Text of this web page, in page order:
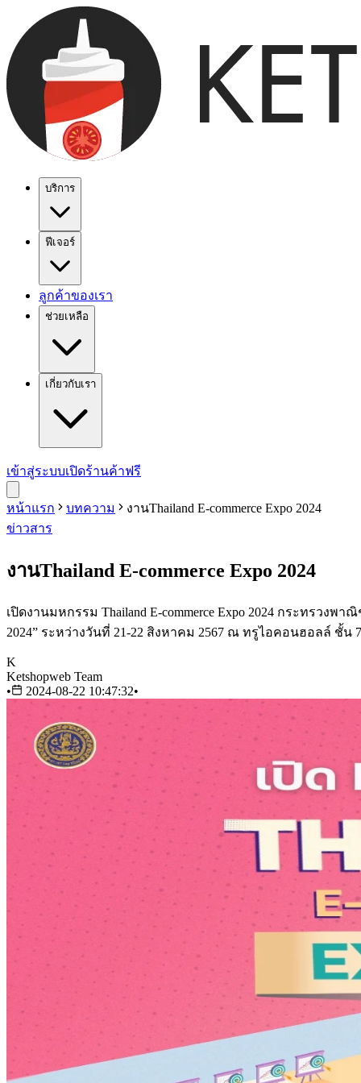
บริการ
ฟีเจอร์
ลูกค้าของเรา
ช่วยเหลือ
เกี่ยวกับเรา
เข้าสู่ระบบเปิดร้านค้าฟรี
หน้าแรก บทความ
งานThailand E-commerce Expo 2024
ข่าวสาร
งานThailand E-commerce Expo 2024
เปิดงานมหกรรม Thailand E-commerce Expo 2024 กระทรว
2024” ระหว่างวันที่ 21-22 สิงหาคม 2567 ณ ทรูไอคอนฮอลล์ ชั้
K
Ketshopweb Team
•
2024-08-22 10:47:32•